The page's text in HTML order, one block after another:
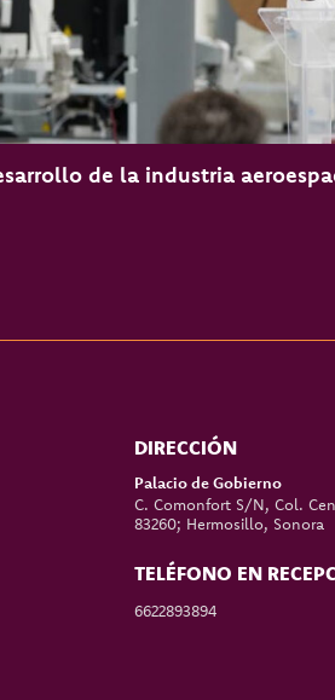
de la industria
DIRECCIÓN
Palacio de Gobierno
C. Comonfort S/N, Col.
83260; Hermosillo, Sonora
TELÉFONO EN
6622893894